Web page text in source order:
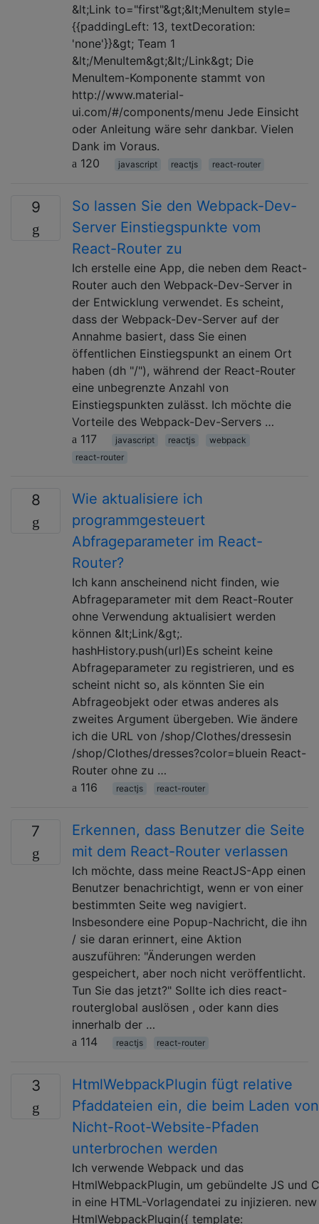
&lt;Link to="first"&gt;&lt;MenuItem style=
{{paddingLeft: 13, textDecoration:
'none'}}&gt; Team 1
&lt;/MenuItem&gt;&lt;/Link&gt; Die
MenuItem-Komponente stammt von
http://www.material-
ui.com/#/components/menu Jede Einsicht
oder Anleitung wäre sehr dankbar. Vielen
Dank im Voraus.
120
javascript reactjs react-router
9
So lassen Sie den Webpack-Dev-
Server Einstiegspunkte vom
React-Router zu
Ich erstelle eine App, die neben dem React-
Router auch den Webpack-Dev-Server in
der Entwicklung verwendet. Es scheint,
dass der Webpack-Dev-Server auf der
Annahme basiert, dass Sie einen
öffentlichen Einstiegspunkt an einem Ort
haben (dh "/"), während der React-Router
eine unbegrenzte Anzahl von
Einstiegspunkten zulässt. Ich möchte die
Vorteile des Webpack-Dev-Servers …
117
javascript reactjs
webpack
react-router
8
Wie aktualisiere ich
programmgesteuert
Abfrageparameter im React-
Router?
Ich kann anscheinend nicht finden, wie
Abfrageparameter mit dem React-Router
ohne Verwendung aktualisiert werden
können &lt;Link/&gt;.
hashHistory.push(url)Es scheint keine
Abfrageparameter zu registrieren, und es
scheint nicht so, als könnten Sie ein
Abfrageobjekt oder etwas anderes als
zweites Argument übergeben. Wie ändere
ich die URL von /shop/Clothes/dressesin
/shop/Clothes/dresses?color=bluein React-
Router ohne zu …
116
reactjs react-router
7
Erkennen, dass Benutzer die Seite
mit dem React-Router verlassen
Ich möchte, dass meine ReactJS-App einen
Benutzer benachrichtigt, wenn er von einer
bestimmten Seite weg navigiert.
Insbesondere eine Popup-Nachricht, die ihn
/ sie daran erinnert, eine Aktion
auszuführen: "Änderungen werden
gespeichert, aber noch nicht veröffentlicht.
Tun Sie das jetzt?" Sollte ich dies react-
routerglobal auslösen , oder kann dies
innerhalb der …
114
reactjs react-router
3
HtmlWebpackPlugin fügt relative
Pfaddateien ein, die beim Laden von
Nicht-Root-Website-Pfaden
unterbrochen werden
Ich verwende Webpack und das
HtmlWebpackPlugin, um gebündelte JS und
in eine HTML-Vorlagendatei zu injizieren. new
HtmlWebpackPlugin({ template: